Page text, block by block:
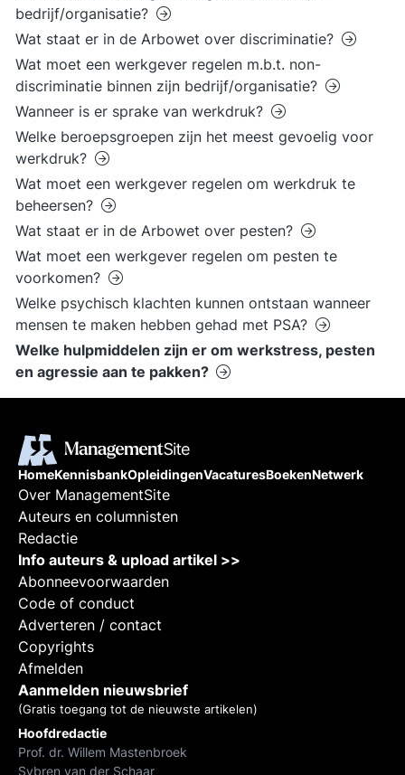
bedrijf/organisatie?
Wat staat er in de Arbowet over discriminatie?
Wat moet een werkgever regelen m.b.t. non-
discriminatie binnen zijn bedrijf/organisatie?
Wanneer is er sprake van werkdruk?
Welke beroepsgroepen zijn het meest gevoelig voor
werkdruk?
Wat moet een werkgever regelen om werkdruk te
beheersen?
Wat staat er in de Arbowet over pesten?
Wat moet een werkgever regelen om pesten te
voorkomen?
Welke psychisch klachten kunnen ontstaan wanneer
mensen te maken hebben gehad met PSA?
Welke hulpmiddelen zijn er om werkstress, pesten
en agressie aan te pakken?
HomeKennisbankOpleidingenVacaturesBoekenNetwerk
Over ManagementSite
Auteurs en columnisten
Redactie
Info auteurs & upload artikel >>
Abonneevoorwaarden
Code of conduct
Adverteren / contact
Copyrights
Afmelden
Aanmelden nieuwsbrief
(Gratis toegang tot de nieuwste artikelen)
Hoofdredactie
Prof. dr. Willem Mastenbroek
Sybren van der Schaar